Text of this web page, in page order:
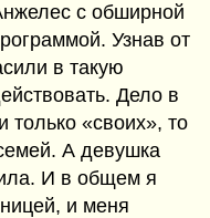
с обширной
Узнав от
в такую
Дело в
только «своих», то
А девушка
И в общем я
и меня